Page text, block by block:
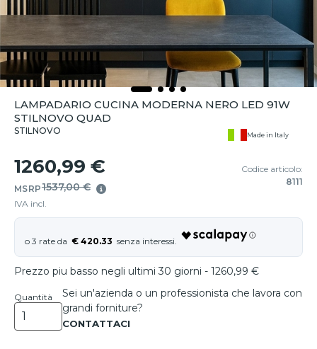
LAMPADARIO CUCINA MODERNA NERO LED 91W
STILNOVO QUAD
STILNOVO Made in Italy
1260,99 €
MSRP1537,00 €
IVA incl.
Codice articolo:
8111
€ 420.33
Prezzo piu basso negli ultimi 30 giorni - 1260,99 €
Quantità
Sei un'azienda o un professionista che lavora con
grandi forniture?